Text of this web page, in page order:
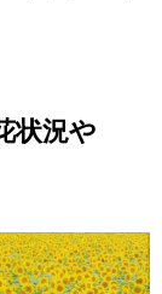
状況や